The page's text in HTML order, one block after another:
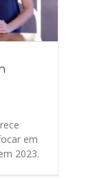
em
2023.